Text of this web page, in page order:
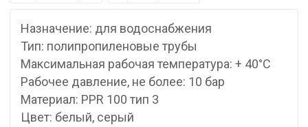
Назначение: для водоснабжения
Тип: полипропиленовые трубы
Максимальная рабочая температура: + 40°С
Рабочее давление, не более: 10 бар
Материал: PPR 100 тип 3
Цвет: белый, серый